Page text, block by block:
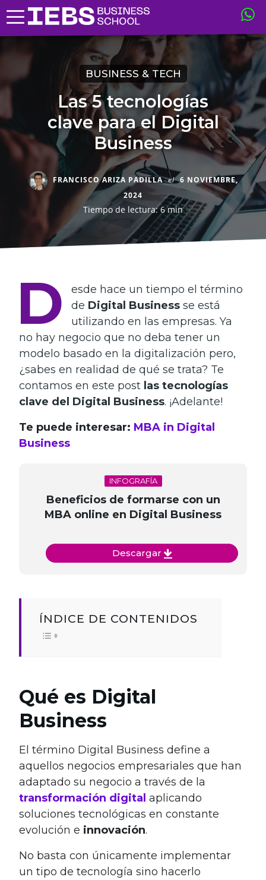
BUSINESS & TECH
Las 5 tecnologías
clave para el Digital
Business
FRANCISCO ARIZA PADILLA el 6 NOVIEMBRE,
2024
Tiempo de lectura: 6 min
D
esde hace un tiempo el término
de Digital Business se está
utilizando en las empresas. Ya
no hay negocio que no deba tener un
modelo basado en la digitalización pero,
¿sabes en realidad de qué se trata? Te
contamos en este post las tecnologías
clave del Digital Business. ¡Adelante!
Te puede interesar: MBA in Digital
Business
INFOGRAFÍA
Beneficios de formarse con un
MBA online en Digital Business
Descargar
ÍNDICE DE CONTENIDOS
Qué es Digital
Business
El término Digital Business define a
aquellos negocios empresariales que han
adaptado su negocio a través de la
transformación digital aplicando
soluciones tecnológicas en constante
evolución e innovación.
No basta con únicamente implementar
un tipo de tecnología sino hacerlo